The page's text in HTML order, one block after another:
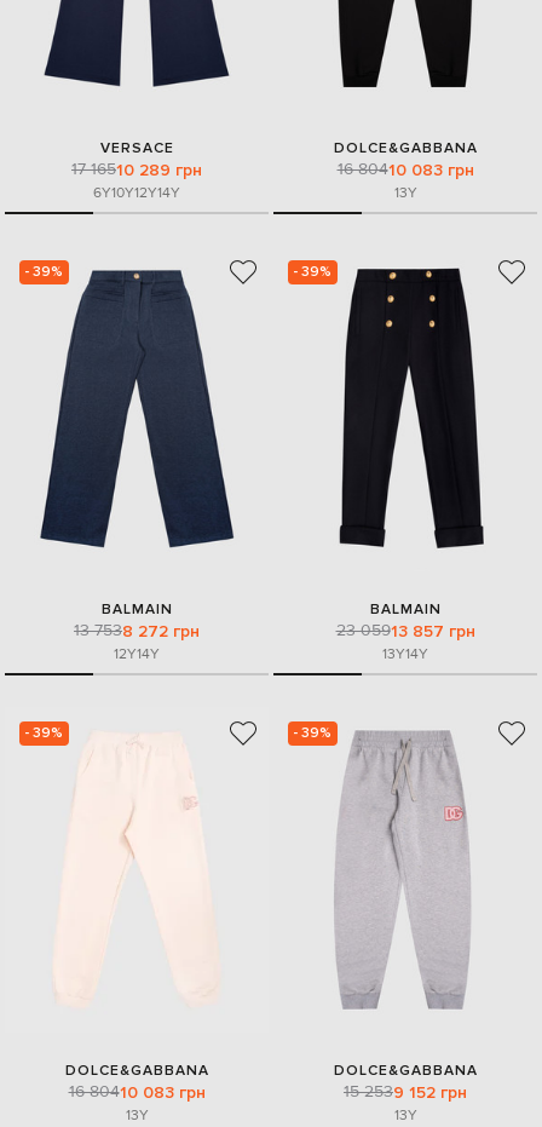
VERSACE
17 16510 289 грн
6Y10Y12Y14Y
DOLCE&GABBANA
16 80410 083 грн
13Y
- 39%
BALMAIN
13 7538 272 грн
12Y14Y
- 39%
BALMAIN
23 05913 857 грн
13Y14Y
- 39%
DOLCE&GABBANA
16 80410 083 грн
13Y
- 39%
DOLCE&GABBANA
15 2539 152 грн
13Y